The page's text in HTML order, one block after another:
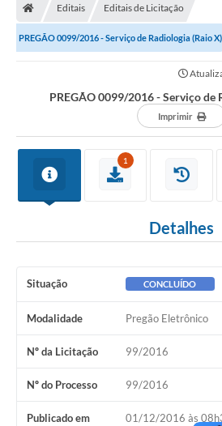
Editais Editais de Licitação
PREGÃO 0099/2016 - Serviço de Radiologia (Raio X)
PREGÃO 0099/2016 - Serviço de
Imprimir
1
Detalhes
Situação CONCLUÍDO
Modalidade Pregão Eletrônico
Nº da Licitação 99/2016
Nº do Processo 99/2016
Publicado em 01/12/2016 às